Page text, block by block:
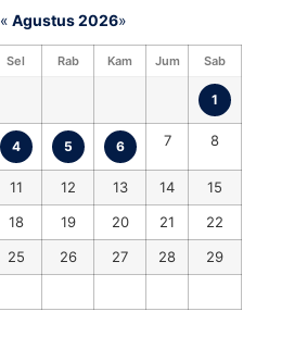
« Agustus 2026»
Sel Rab Kam Jum Sab
1
4 5 6 7 8
11 12 13 14
15
18 19 20 21
22
25 26 27 28
29